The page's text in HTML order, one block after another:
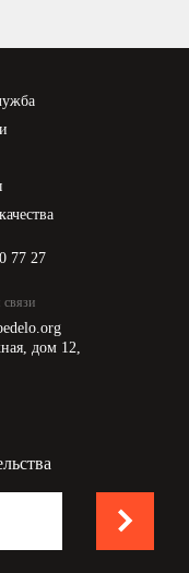
77 27
связи
дом 12,